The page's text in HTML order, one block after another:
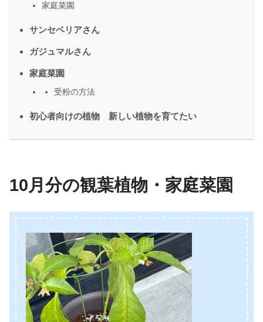
家庭菜園
サンセベリアさん
ガジュマルさん
家庭菜園
受粉の方法
初心者向けの植物 新しい植物を育てたい
10月分の観葉植物・家庭菜園